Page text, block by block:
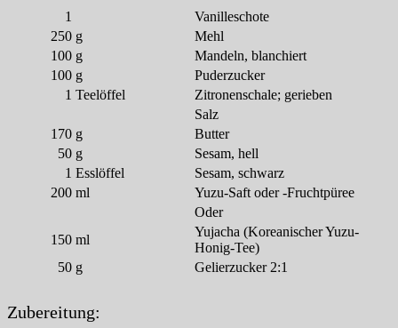
1
Vanilleschote
250 g
Mehl
100 g
Mandeln, blanchiert
100 g
Puderzucker
1 Teelöffel
Zitronenschale; gerieben
Salz
170 g
Butter
50 g
Sesam, hell
1 Esslöffel
Sesam, schwarz
200 ml
Yuzu-Saft oder -Fruchtpüree
Oder
150 ml
Yujacha (Koreanischer Yuzu-
Honig-Tee)
50 g Gelierzucker 2:1
Zubereitung: